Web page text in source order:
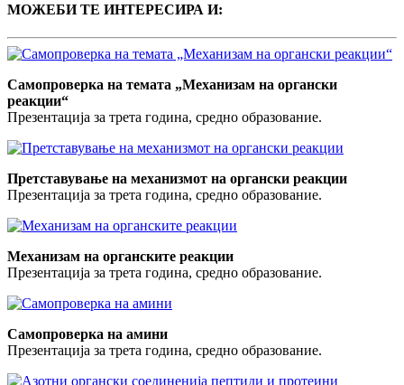
МОЖЕБИ ТЕ ИНТЕРЕСИРА И:
Самопроверка на темата „Механизам на органски
реакции“
Презентација за трета година, средно образование.
Претставување на механизмот на органски реакции
Презентација за трета година, средно образование.
Механизам на органските реакции
Презентација за трета година, средно образование.
Самопроверка на амини
Презентација за трета година, средно образование.